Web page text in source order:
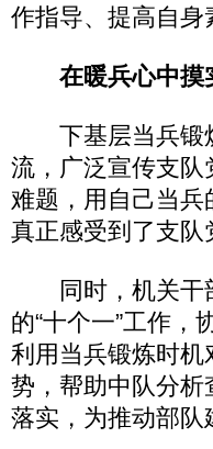
作指导、提高自身
在暖兵心中摸
下基层当兵锻炼
流，广泛宣传支
难题，用自己当
真正感受到了支队
同时，机关干部
的“十个一”工作
利用当兵锻炼时
势，帮助中队分
落实，为推动部